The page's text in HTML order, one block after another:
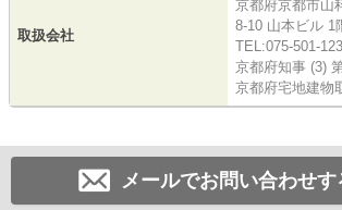
取扱会社
京都府京都市山
8-10 山本ビル 1
TEL:075-501-
京都府知事 (3)
京都府宅地建物
メールでお問い合わせす